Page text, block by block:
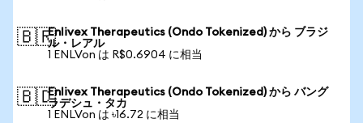
🇧🇷Enlivex Therapeutics (Ondo Tokenized) から ブラジ
ル・レアル
1 ENLVon は R$0.6904 に相当
🇧🇩Enlivex Therapeutics (Ondo Tokenized) から バング
ラデシュ・タカ
1 ENLVon は ৳16.72 に相当